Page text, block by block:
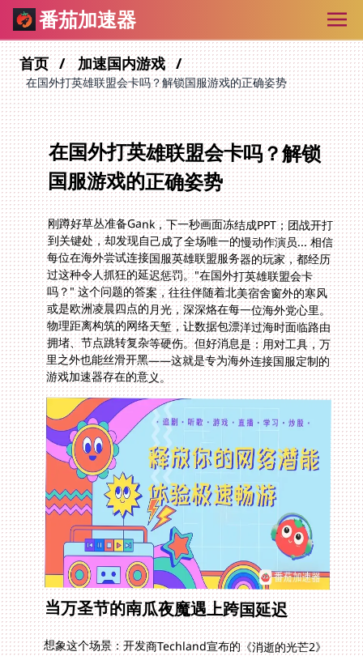
番茄加速器
首页 加速国内游戏
在国外打英雄联盟会卡吗？解锁国服游戏的正确姿势
在国外打英雄联盟会卡吗？解锁
国服游戏的正确姿势
刚蹲好草丛准备Gank，下一秒画面冻结成PPT；团战开打
到关键处，却发现自己成了全场唯一的慢动作演员... 相信
每位在海外尝试连接国服英雄联盟服务器的玩家，都经历
过这种令人抓狂的延迟惩罚。"在国外打英雄联盟会卡
吗？" 这个问题的答案，往往伴随着北美宿舍窗外的寒风
或是欧洲凌晨四点的月光，深深烙在每一位海外党心里。
物理距离构筑的网络天堑，让数据包漂洋过海时面临路由
拥堵、节点跳转复杂等硬伤。但好消息是：用对工具，万
里之外也能丝滑开黑——这就是专为海外连接国服定制的
游戏加速器存在的意义。
当万圣节的南瓜夜魔遇上跨国延迟
想象这个场景：开发商Techland宣布的《消逝的光芒2》
万圣节狂欢已在哈兰城启动，初代地图里的南瓜夜魔正挥
舞着诡谲灯火，限时主题丧尸与"不给糖就捣蛋"药水等你
体验。可当你从悉尼或洛杉矶兴奋地登录国服账号，迎接
你的不是惊悚盛宴而是红色延迟警报。这种与全球玩家同
步狂欢的权利，不该被地域斩断。同样道理也适用于想**
在海外打古剑奇谭OL怎么不卡了**的古风爱好者，或是
计划**在印度尼西亚怎么玩重返帝国**的策略战将——